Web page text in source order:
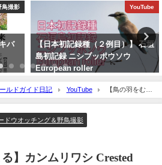
鳥撮影
バ
YouTube
【日本初記録種（２例目）】 石垣
島初記録 ニシブッポウソウ
European roller
ルドガイド日記 YouTube
【鳥の羽をむし
eagle
ドウオッチング＆野鳥撮影
】カンムリワシ Crested